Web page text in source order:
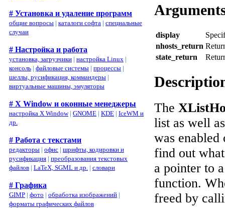
# Установка и удаление программ
общие вопросы | каталоги софта | специальные
случаи
# Настройка и работа
установка, загрузчики | настройка Linux |
консоль | файловые системы | процессы |
шеллы, русификация, коммандеры |
виртуальные машины, эмуляторы
# X Window и оконные менеджеры
настройка X Window| GNOME | KDE | IceWM и
др.
# Работа с текстами
редакторы | офис | шрифты, кодировки и
русификация | преобразования текстовых
файлов | LaTeX, SGML и др. | словари
# Графика
GIMP | фото | обработка изображений |
форматы графических файлов
display
nhosts_return
state_return
The
list as well
was
find out
a pointer to
function.
freed by